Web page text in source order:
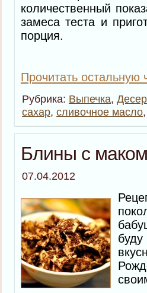
количественный
замеса теста и
порция.
Прочитать остальную
Рубрика: Выпечка,
сахар, сливочное масло,
Блины с маком
07.04.2012